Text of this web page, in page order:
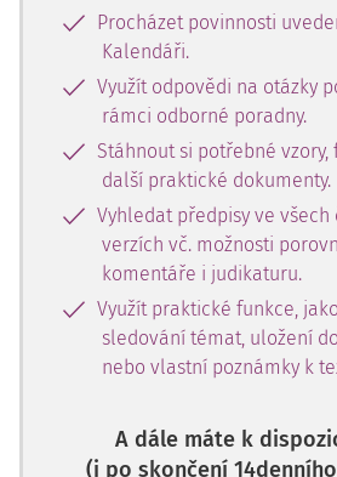
Procházet povinnosti
Kalendáři.
Využít odpovědi na otázky
rámci odborné poradny.
Stáhnout si potřebné
další praktické dokumenty.
Vyhledat předpisy ve všech
verzích vč. možnosti
komentáře i judikaturu.
Využít praktické funkce,
sledování témat, uložení
nebo vlastní poznámky k
A dále máte k
(i po skončení